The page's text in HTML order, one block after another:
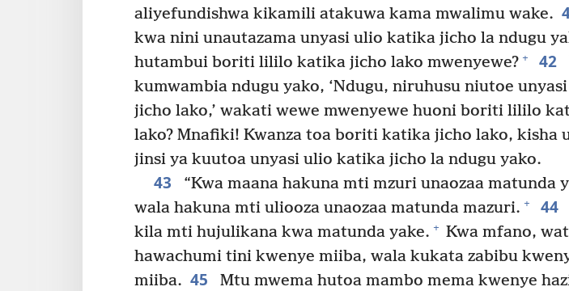
aliyefundishwa kikamili atakuwa kama mwalimu wake.
kwa nini unautazama unyasi ulio katika jicho la ndugu
hutambui boriti lililo katika jicho lako mwenyewe? + 42
kumwambia ndugu yako, ‘Ndugu, niruhusu niutoe
jicho lako,’ wakati wewe mwenyewe huoni boriti lililo
lako? Mnafiki! Kwanza toa boriti katika jicho lako, kisha
jinsi ya kuutoa unyasi ulio katika jicho la ndugu yako.
43
“Kwa maana hakuna mti mzuri unaozaa matunda
wala hakuna mti uliooza unaozaa matunda mazuri. + 44
kila mti hujulikana kwa matunda yake. + Kwa mfano,
hawachumi tini kwenye miiba, wala kukata zabibu
miiba. 45
Mtu mwema hutoa mambo mema kwenye